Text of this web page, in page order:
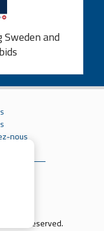
Sweden and
nous
rights reserved.